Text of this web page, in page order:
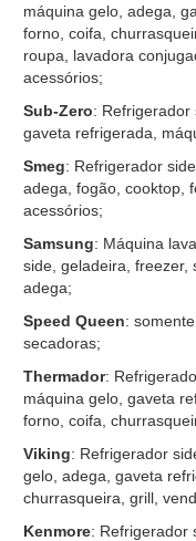
máquina gelo, adega,
forno, coifa,
roupa, lavadora
acessórios;
Sub-Zero: Refrigerador
gaveta refrigerada,
Smeg: Refrigerador
adega, fogão, cooktop,
acessórios;
Samsung: Máquina
side, geladeira, freezer,
adega;
Speed Queen:
secadoras;
Thermador:
máquina gelo, gaveta
forno, coifa,
Viking: Refrigerador
gelo, adega, gaveta
churrasqueira, grill,
Kenmore: Refrigerador